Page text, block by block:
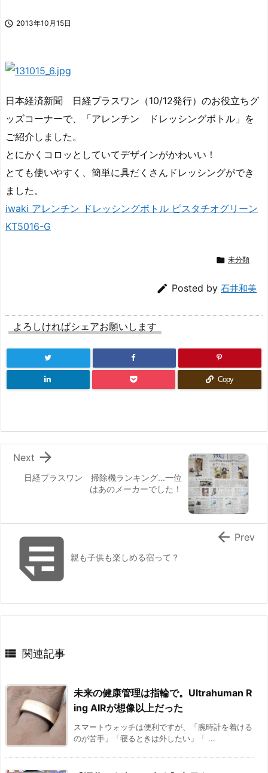
 2013年10月15日
日本経済新聞 日経プラスワン（10/12発行）のお役立ちグ
ッズコーナーで、「アレンチン ドレッシングボトル」を
ご紹介しました。
とにかくコロッとしていてデザインがかわいい！
とても使いやすく、簡単に具だくさんドレッシングができ
ました。
iwaki アレンチン ドレッシングボトル ピスタチオグリーン
KT5016-G
 未分類
 Posted by 石井和美
よろしければシェアお願いします
Copy
日経プラスワン 掃除機ランキング...一位
はあのメーカーでした！

Next
親も子供も楽しめる宿って？
 Prev
 関連記事
未来の健康管理は指輪で。Ultrahuman R
ing AIRが想像以上だった
スマートウォッチは便利ですが、「腕時計を着ける
のが苦手」「寝るときは外したい」「 ...